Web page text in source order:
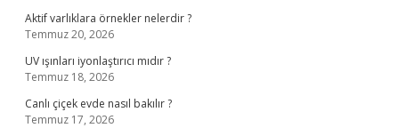
Aktif varlıklara örnekler nelerdir ?
Temmuz 20, 2026
UV ışınları iyonlaştırıcı mıdır ?
Temmuz 18, 2026
Canlı çiçek evde nasıl bakılır ?
Temmuz 17, 2026